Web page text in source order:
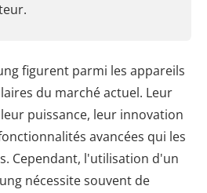
figurent parmi les appareils
du marché actuel. Leur
puissance, leur innovation
avancées qui les
Cependant, l'utilisation d'un
nécessite souvent de